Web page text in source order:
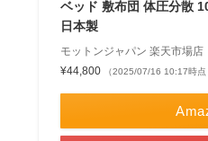
ベッド 敷布団 体圧分散
日本製
モットンジャパン 楽天市場店
¥44,800
（2025/07/16 10:17時点